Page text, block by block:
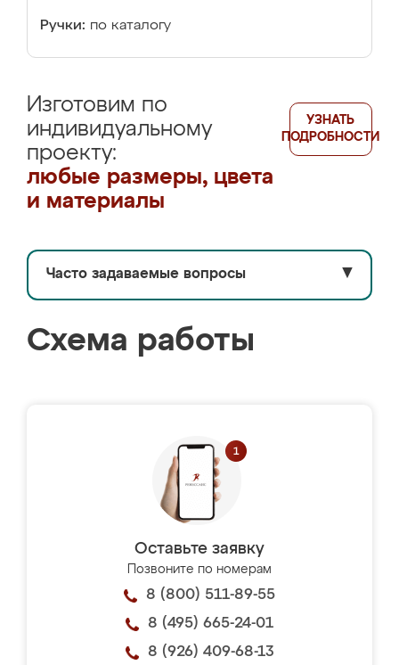
Ручки: по каталогу
Изготовим по
индивидуальному
проекту:
любые размеры, цвета
и материалы
УЗНАТЬ
ПОДРОБНОСТИ
Часто задаваемые вопросы ▼
Схема работы
Оставьте заявку
Позвоните по номерам
8 (800) 511-89-55
8 (495) 665-24-01
8 (926) 409-68-13